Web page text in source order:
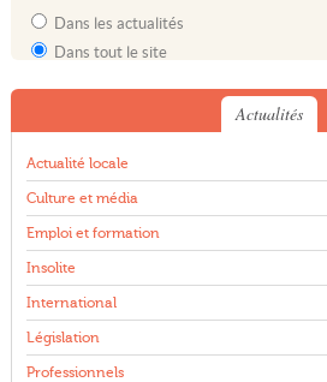
Dans les actualités
Dans tout le site
Actualités
Actualité locale
Culture et média
Emploi et formation
Insolite
International
Législation
Professionnels